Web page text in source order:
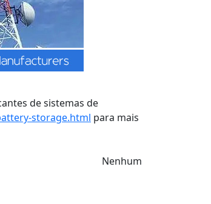
de sistemas de
storage.html para mais
Nenhum